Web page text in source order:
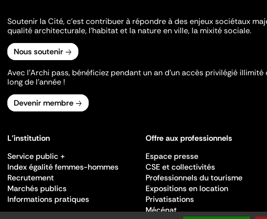
Soutenir la Cité, c'est contribuer à répondre à des enjeux sociétaux
qualité architecturale, l'habitat et la nature en ville, la mixité sociale.
Nous soutenir
Avec l’Archi pass, bénéficiez pendant un an d’un accès privilégié
long de l’année !
Devenir membre
L'institution
Service public +
Index égalité femmes-hommes
Recrutement
Marchés publics
Informations pratiques
Offre aux professionnels
Espace presse
CSE et collectivités
Professionnels du tourisme
Expositions en location
Privatisations
Mécénat